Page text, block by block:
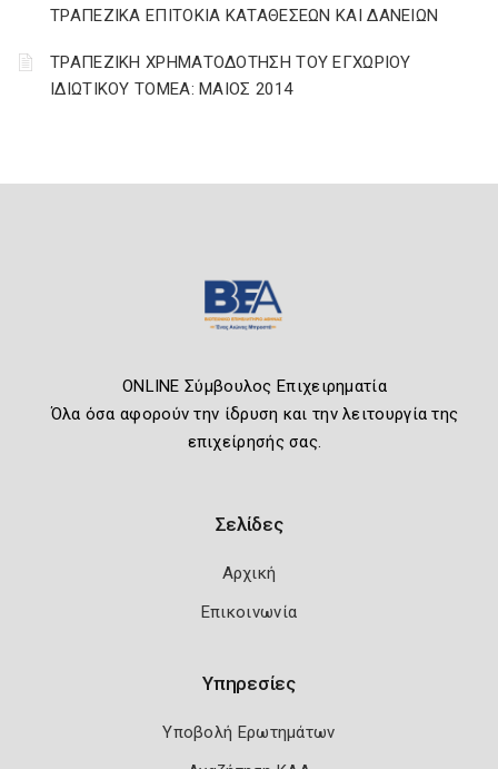
ΤΡΑΠΕΖΙΚΑ ΕΠΙΤΟΚΙΑ ΚΑΤΑΘΕΣΕΩΝ ΚΑΙ ΔΑΝΕΙΩΝ
ΤΡΑΠΕΖΙΚΗ ΧΡΗΜΑΤΟΔΟΤΗΣΗ ΤΟΥ ΕΓΧΩΡΙΟΥ
ΙΔΙΩΤΙΚΟΥ ΤΟΜΕΑ: ΜΑΙΟΣ 2014
ONLINE Σύμβουλος Επιχειρηματία
Όλα όσα αφορούν την ίδρυση και την λειτουργία της
επιχείρησής σας.
Σελίδες
Αρχική
Επικοινωνία
Υπηρεσίες
Υποβολή Ερωτημάτων